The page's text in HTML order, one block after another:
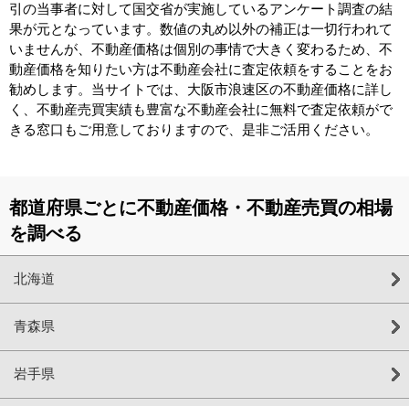
引の当事者に対して国交省が実施しているアンケート調査の結
果が元となっています。数値の丸め以外の補正は一切行われて
いませんが、不動産価格は個別の事情で大きく変わるため、不
動産価格を知りたい方は不動産会社に査定依頼をすることをお
勧めします。当サイトでは、大阪市浪速区の不動産価格に詳し
く、不動産売買実績も豊富な不動産会社に無料で査定依頼がで
きる窓口もご用意しておりますので、是非ご活用ください。
都道府県ごとに不動産価格・不動産売買の相場
を調べる
北海道
青森県
岩手県